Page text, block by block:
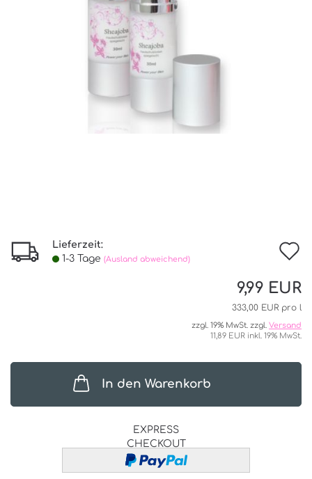
Lieferzeit:
1-3 Tage (Ausland abweichend)
9,99 EUR
333,00 EUR pro l
zzgl. 19% MwSt. zzgl. Versand
11,89 EUR inkl. 19% MwSt.
In den Warenkorb
EXPRESS
CHECKOUT